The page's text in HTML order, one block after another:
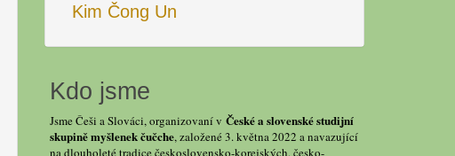
Kim Čong Un
Kdo jsme
Jsme Češi a Slováci, organizovaní v České a slovenské studijní
skupině myšlenek čučche, založené 3. května 2022 a navazující
na dlouholeté tradice československo-korejských, česko-